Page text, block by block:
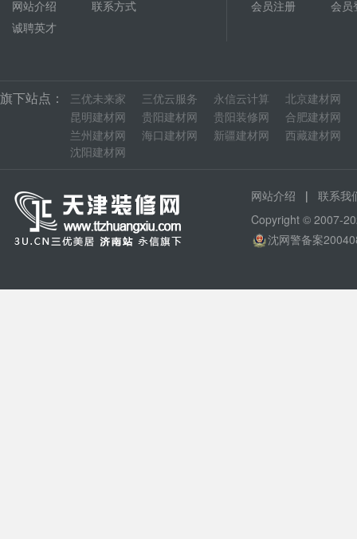
网站介绍
联系方式
诚聘英才
会员注册 会员
旗下站点： 三优未来家 三优云服务 永信云计算 北京建材网
昆明建材网
贵阳建材网 贵阳装修网 合肥建材网
兰州建材网
海口建材网 新疆建材网 西藏建材网
沈阳建材网
网站介绍 | 联系我
Copyright © 2007-
沈网警备案